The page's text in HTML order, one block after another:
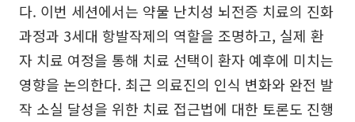
다. 이번 세션에서는 약물 난치성 뇌전증 치료의 진화
과정과 3세대 항발작제의 역할을 조명하고, 실제 환
자 치료 여정을 통해 치료 선택이 환자 예후에 미치는
영향을 논의한다. 최근 의료진의 인식 변화와 완전 발
작 소실 달성을 위한 치료 접근법에 대한 토론도 진행